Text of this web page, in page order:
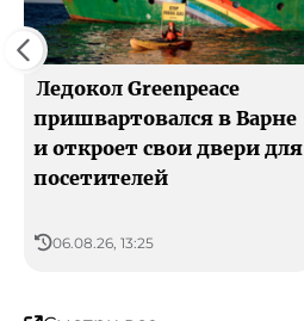
Ледокол Greenpeace
пришвартовался в Варне
и откроет свои двери для
посетителей
06.08.26, 13:25